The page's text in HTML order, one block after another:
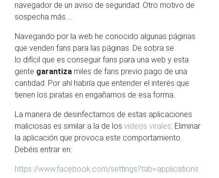
navegador de un aviso de seguridad. Otro motivo de
sospecha más….
Navegando por la web he conocido algunas páginas
que venden fans para las páginas. De sobra se
lo difícil que es conseguir fans para una web y esta
gente garantiza miles de fans previo pago de una
cantidad. Por ahí habría que entender el interés que
tienen los piratas en engañarnos de esa forma.
La manera de desinfectarnos de estas aplicaciones
maliciosas es similar a la de los vídeos virales. Eliminar
la aplicación que provoca este comportamiento.
Debéis entrar en:
https://www.facebook.com/settings?tab=applications